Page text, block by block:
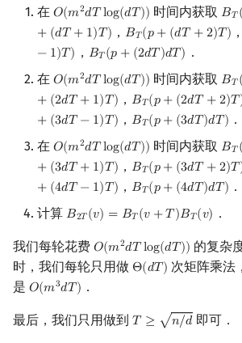
在 𝑂(𝑚2𝑑𝑇 log(𝑑𝑇))
O(m2dTlog(dT)) 时间内获取 𝐵𝑇
BT(
+ (𝑑𝑇 + 1)𝑇) ， 𝐵𝑇 (𝑝+ (𝑑𝑇 +2)𝑇 )
BT(p+(d T+2) T) ，
− 1)𝑇 ) ， 𝐵𝑇(𝑝 + (2𝑑𝑇 )𝑑𝑇 )
BT(p+(2 dT)dT)
．
在 𝑂(𝑚2𝑑𝑇 log(𝑑𝑇))
O(m2dTlog(dT)) 时间内获取 𝐵𝑇
BT(
+ (2𝑑𝑇 + 1)𝑇) ， 𝐵𝑇 (𝑝+ (2𝑑𝑇 +2)𝑇
BT(p+(2 dT+2) T)
+ (3𝑑𝑇 − 1)𝑇) ， 𝐵𝑇 (𝑝+ (3𝑑𝑇 )𝑑𝑇)
BT(p+(3 dT)dT)
．
在 𝑂(𝑚2𝑑𝑇 log(𝑑𝑇))
O(m2dTlog(dT)) 时间内获取 𝐵𝑇
BT(
+ (3𝑑𝑇 + 1)𝑇) ， 𝐵𝑇 (𝑝+ (3𝑑𝑇 +2)𝑇
BT(p+(3 dT+2) T)
+ (4𝑑𝑇 − 1)𝑇) ， 𝐵𝑇 (𝑝+ (4𝑑𝑇 )𝑑𝑇)
BT(p+(4 dT)dT)
．
计算 𝐵2𝑇(𝑣) = 𝐵𝑇(𝑣 +𝑇 )𝐵𝑇 (𝑣)
B2T(v)= BT (v+T)BT(v) ．
我们每轮花费 𝑂(𝑚2𝑑𝑇 log(𝑑𝑇))
O(m2dTlog(dT))
的复杂
时，我们每轮只用做 Θ(𝑑𝑇 )
Θ(dT) 次矩阵乘法
是 𝑂(𝑚3𝑑𝑇)
O(m3dT) ．
最后，我们只用做到 𝑇 ≥ √𝑛/𝑑
T≥ n/ d 即可．